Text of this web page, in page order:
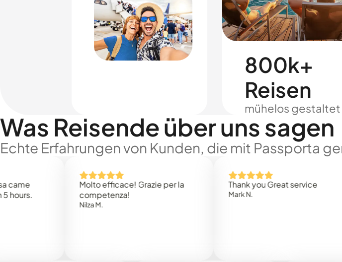
800k+
Reisen
mühelos gestaltet
Was Reisende über uns sagen
Echte Erfahrungen von Kunden, die mit Passporta
Molto efficace! Grazie per la
competenza!
Thank you Great service